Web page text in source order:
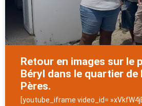
Retour en images sur le
Béryl dans le quartier de
Pères.
[youtube_iframe video_id=